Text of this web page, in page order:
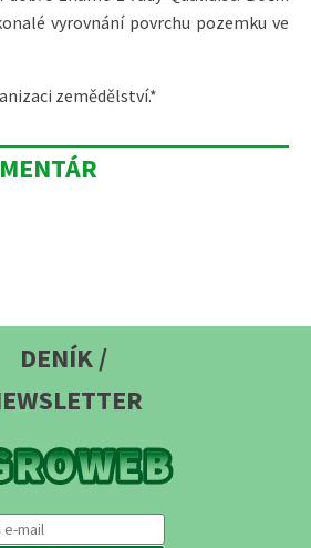
vyrovnání povrchu pozemku ve
zemědělství.*
DENÍK /